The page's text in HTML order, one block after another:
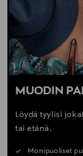
MUODIN
Löydä tyylisi
tai etänä.
Monipuoliset